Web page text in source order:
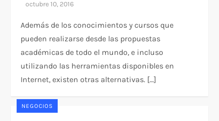
Además de los conocimientos y cursos que
pueden realizarse desde las propuestas
académicas de todo el mundo, e incluso
utilizando las herramientas disponibles en
Internet, existen otras alternativas. […]
NEGOCIOS